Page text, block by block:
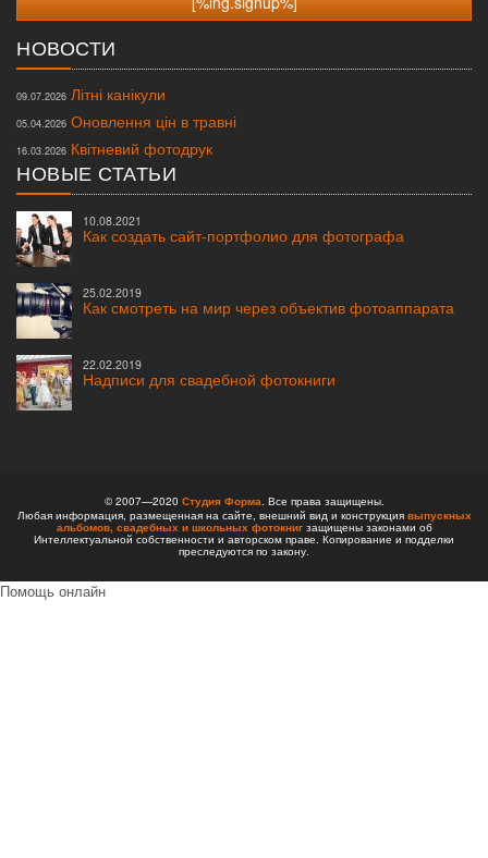
НОВОСТИ
09.07.2026 Літні канікули
05.04.2026 Оновлення цін в травні
16.03.2026 Квітневий фотодрук
НОВЫЕ СТАТЬИ
10.08.2021
Как создать сайт-портфолио для фотографа
25.02.2019
Как смотреть на мир через объектив фотоаппарата
22.02.2019
Надписи для свадебной фотокниги
© 2007—2020 Студия Форма . Все права защищены.
Любая информация, размещенная на сайте, внешний вид и конструкция выпускных
альбомов, свадебных и школьных фотокнигзащищены законами об
Интеллектуальной собственности и авторском праве. Копирование и подделки
преследуются по закону.
Помощь онлайн